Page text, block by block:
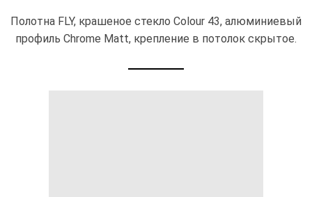
Полотна FLY, крашеное стекло Colour 43, алюминиевый
профиль Chrome Matt, крепление в потолок скрытое.